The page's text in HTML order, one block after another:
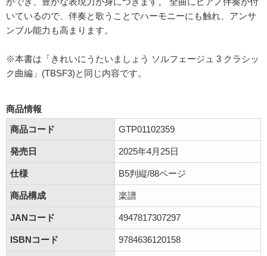
いているので、伴奏と歌うことでハーモニーにも触れ、アンサ
ンブル能力も高まります。
※本書は「きれいにうたいましょう ソルフェージュ 3 クラシッ
ク曲編」(TBSF3)と同じ内容です。
商品情報
商品コード
GTP01102359
発売日 2025年4月25日
仕様 B5判縦/88ページ
商品構成 楽譜
JANコード 4947817307297
ISBNコード 9784636120158